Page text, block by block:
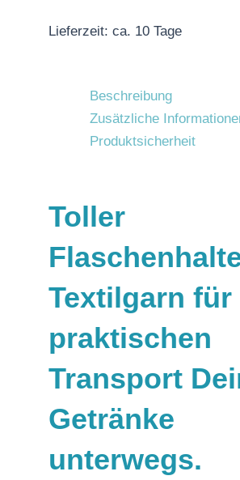
Lieferzeit: ca. 10 Tage
Beschreibung
Zusätzliche
Produktsicherheit
Toller
Textilgarn für
praktischen
Transport
Getränke
unterwegs.